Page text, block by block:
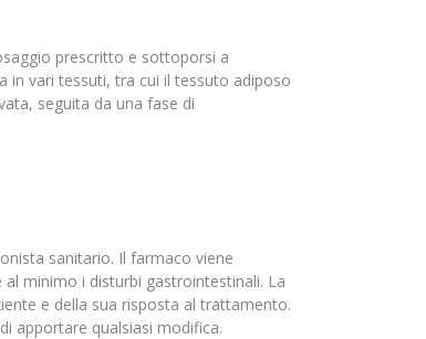
prescritto e sottoporsi a
in vari tessuti, tra cui il tessuto adiposo
seguita da una fase di
sanitario. Il farmaco viene
minimo i disturbi gastrointestinali. La
e della sua risposta al trattamento.
apportare qualsiasi modifica.